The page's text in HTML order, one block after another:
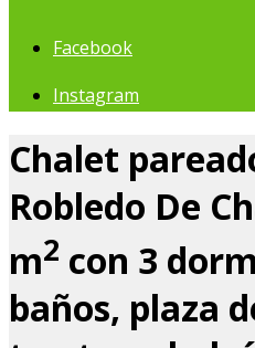
Facebook
Instagram
Chalet
Robledo De
m2 con 3
baños, plaza